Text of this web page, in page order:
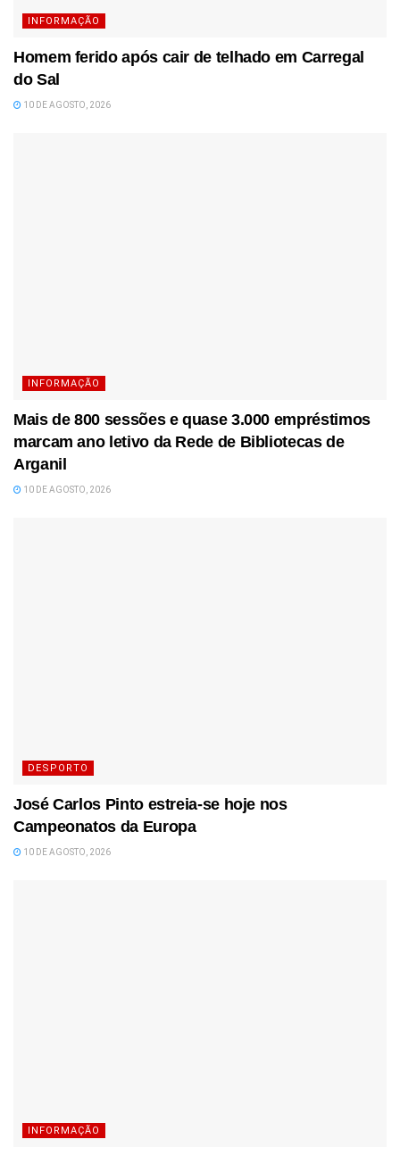
INFORMAÇÃO
Homem ferido após cair de telhado em Carregal
do Sal
10 DE AGOSTO, 2026
INFORMAÇÃO
Mais de 800 sessões e quase 3.000 empréstimos
marcam ano letivo da Rede de Bibliotecas de
Arganil
10 DE AGOSTO, 2026
DESPORTO
José Carlos Pinto estreia-se hoje nos
Campeonatos da Europa
10 DE AGOSTO, 2026
INFORMAÇÃO